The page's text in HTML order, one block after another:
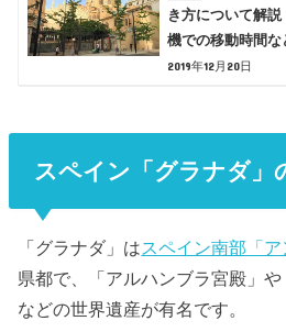
き方について解
機での移動時間な
2019年12月20日
スペイン「グラナダ」
「グラナダ」はスペイン南部「ア
県都で、「アルハンブラ宮殿」や
などの世界遺産が有名です。